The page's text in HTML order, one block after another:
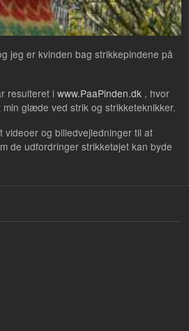
jeg er kvinden bag strikkepindene på
resulteret i www.PaaPinden.dk , hvor
glæde ved strik og strikketeknikker.
videoer og billedvejledninger til at
de udfordringer strikketøjet kan byde